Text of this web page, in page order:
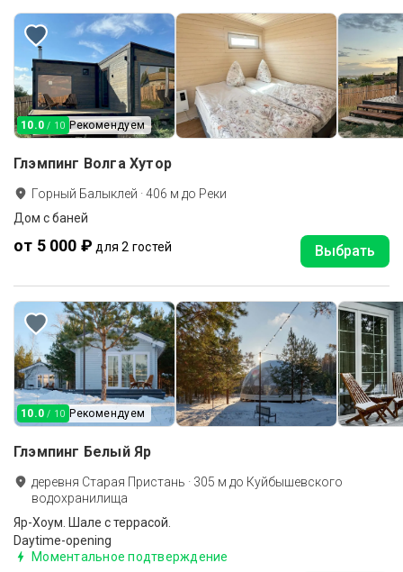
10.0 / 10 Рекомендуем
Глэмпинг Волга Хутор
Горный Балыклей ·406 м до Реки
Дом с баней
от 5 000 ₽ для 2 гостей Выбрать
10.0 / 10 Рекомендуем
Глэмпинг Белый Яр
деревня Старая Пристань · 305 м до Куйбышевского
водохранилища
Яр-Хоум. Шале с террасой.
Daytime-opening
Моментальное подтверждение